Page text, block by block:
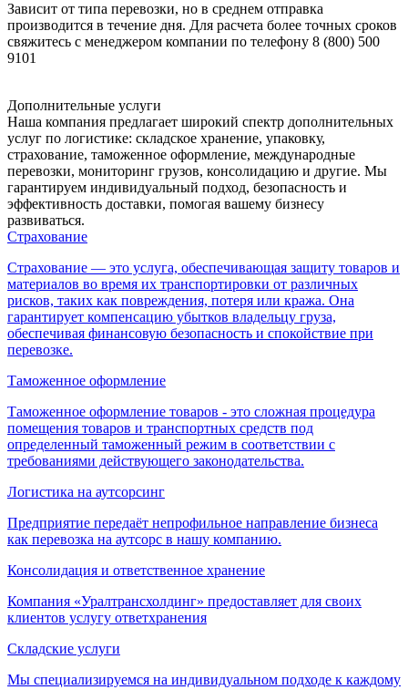
Зависит от типа перевозки, но в среднем отправка
производится в течение дня. Для расчета более точных сроков
свяжитесь с менеджером компании по телефону 8 (800) 500
9101
Дополнительные услуги
Наша компания предлагает широкий спектр дополнительных
услуг по логистике: складское хранение, упаковку,
страхование, таможенное оформление, международные
перевозки, мониторинг грузов, консолидацию и другие. Мы
гарантируем индивидуальный подход, безопасность и
эффективность доставки, помогая вашему бизнесу
развиваться.
Страхование
Страхование — это услуга, обеспечивающая защиту товаров и
материалов во время их транспортировки от различных
рисков, таких как повреждения, потеря или кража. Она
гарантирует компенсацию убытков владельцу груза,
обеспечивая финансовую безопасность и спокойствие при
перевозке.
Таможенное оформление
Таможенное оформление товаров - это сложная процедура
помещения товаров и транспортных средств под
определенный таможенный режим в соответствии с
требованиями действующего законодательства.
Логистика на аутсорсинг
Предприятие передаёт непрофильное направление бизнеса
как перевозка на аутсорс в нашу компанию.
Консолидация и ответственное хранение
Компания «Уралтрансхолдинг» предоставляет для своих
клиентов услугу ответхранения
Складские услуги
Мы специализируемся на индивидуальном подходе к каждому